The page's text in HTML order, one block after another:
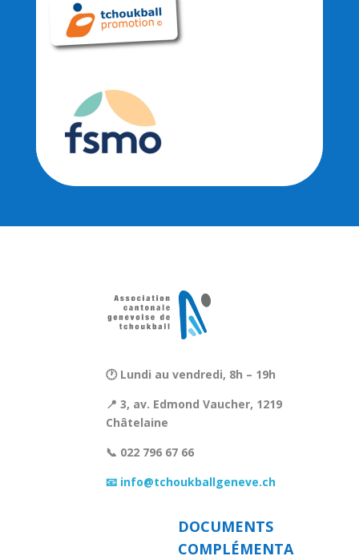
🕐 Lundi au vendredi, 8h – 19h
📍 3, av. Edmond Vaucher, 1219
Châtelaine
📞 022 796 67 66
📧 info@tchoukballgeneve.ch
DOCUMENTS
COMPLÉMENTA